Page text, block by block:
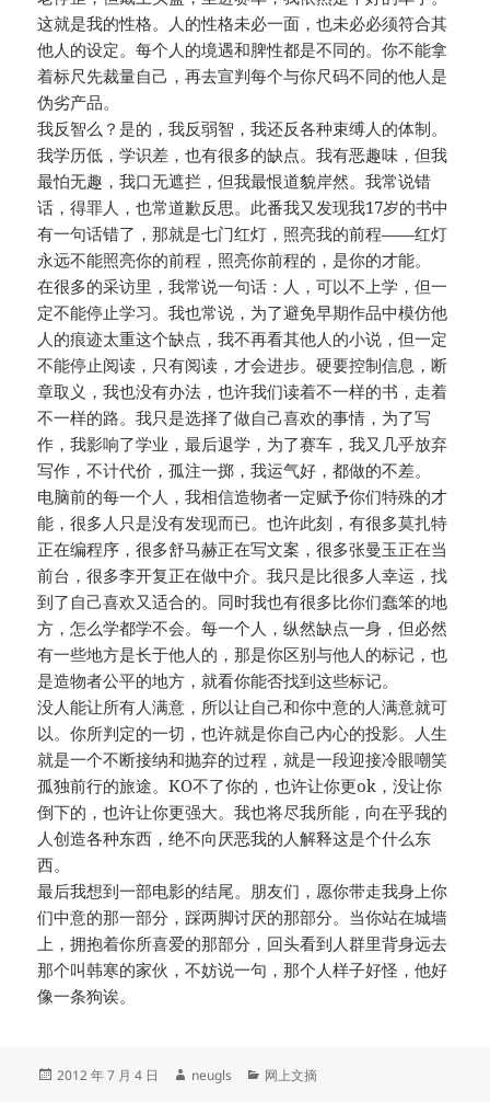
这就是我的性格。人的性格未必一面，也未必必须符合其
他人的设定。每个人的境遇和脾性都是不同的。你不能拿
着标尺先裁量自己，再去宣判每个与你尺码不同的他人是
伪劣产品。
我反智么？是的，我反弱智，我还反各种束缚人的体制。
我学历低，学识差，也有很多的缺点。我有恶趣味，但我
最怕无趣，我口无遮拦，但我最恨道貌岸然。我常说错
话，得罪人，也常道歉反思。此番我又发现我17岁的书中
有一句话错了，那就是七门红灯，照亮我的前程——红灯
永远不能照亮你的前程，照亮你前程的，是你的才能。
在很多的采访里，我常说一句话：人，可以不上学，但一
定不能停止学习。我也常说，为了避免早期作品中模仿他
人的痕迹太重这个缺点，我不再看其他人的小说，但一定
不能停止阅读，只有阅读，才会进步。硬要控制信息，断
章取义，我也没有办法，也许我们读着不一样的书，走着
不一样的路。我只是选择了做自己喜欢的事情，为了写
作，我影响了学业，最后退学，为了赛车，我又几乎放弃
写作，不计代价，孤注一掷，我运气好，都做的不差。
电脑前的每一个人，我相信造物者一定赋予你们特殊的才
能，很多人只是没有发现而已。也许此刻，有很多莫扎特
正在编程序，很多舒马赫正在写文案，很多张曼玉正在当
前台，很多李开复正在做中介。我只是比很多人幸运，找
到了自己喜欢又适合的。同时我也有很多比你们蠢笨的地
方，怎么学都学不会。每一个人，纵然缺点一身，但必然
有一些地方是长于他人的，那是你区别与他人的标记，也
是造物者公平的地方，就看你能否找到这些标记。
没人能让所有人满意，所以让自己和你中意的人满意就可
以。你所判定的一切，也许就是你自己内心的投影。人生
就是一个不断接纳和抛弃的过程，就是一段迎接冷眼嘲笑
孤独前行的旅途。KO不了你的，也许让你更ok，没让你
倒下的，也许让你更强大。我也将尽我所能，向在乎我的
人创造各种东西，绝不向厌恶我的人解释这是个什么东
西。
最后我想到一部电影的结尾。朋友们，愿你带走我身上你
们中意的那一部分，踩两脚讨厌的那部分。当你站在城墙
上，拥抱着你所喜爱的那部分，回头看到人群里背身远去
那个叫韩寒的家伙，不妨说一句，那个人样子好怪，他好
像一条狗诶。
发
2012 年 7 月 4 日
作
neugls
分
网上文摘